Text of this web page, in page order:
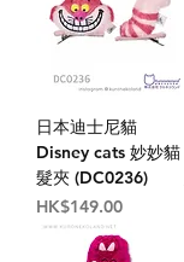
日本迪士尼貓
Disney cats 妙妙貓
髮夾 (DC0236)
價格
HK$149.00